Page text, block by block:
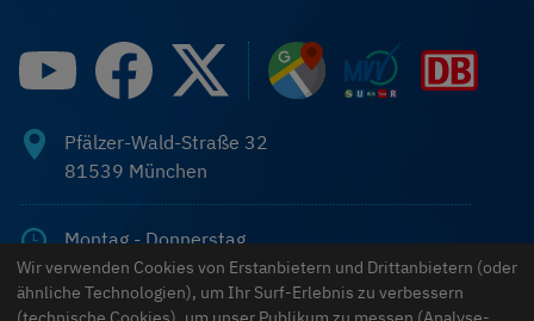
Fachverband Sanitär-, Heizungs- und Klimatechnik Bayern
Pfälzer-Wald-Straße 32
81539 München
Montag - Donnerstag
07:45–17:00
Freitag
Wir verwenden Cookies von Erstanbietern und Drittanbietern (oder
ähnliche Technologien), um Ihr Surf-Erlebnis zu verbessern